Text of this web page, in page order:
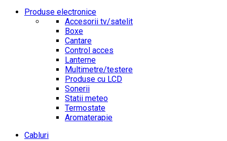
Produse electronice
Accesorii tv/satelit
Boxe
Cantare
Control acces
Lanterne
Multimetre/testere
Produse cu LCD
Sonerii
Statii meteo
Termostate
Aromaterapie
Cabluri